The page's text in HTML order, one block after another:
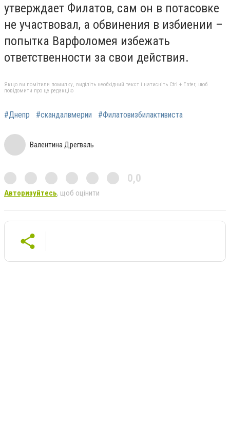
утверждает Филатов, сам он в потасовке
не участвовал, а обвинения в избиении –
попытка Варфоломея избежать
ответственности за свои действия.
Якщо ви помітили помилку, виділіть необхідний текст і натисніть Ctrl + Enter, щоб
повідомити про це редакцію
#Днепр #скандалвмерии #Филатовизбилактивиста
Валентина Дрегваль
0,0
Авторизуйтесь, щоб оцінити